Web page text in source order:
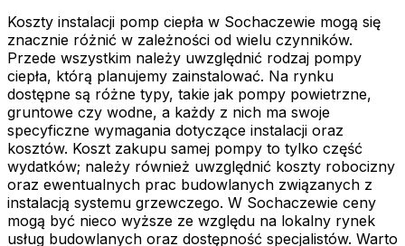
Koszty instalacji pomp ciepła w Sochaczewie mogą się
znacznie różnić w zależności od wielu czynników.
Przede wszystkim należy uwzględnić rodzaj pompy
ciepła, którą planujemy zainstalować. Na rynku
dostępne są różne typy, takie jak pompy powietrzne,
gruntowe czy wodne, a każdy z nich ma swoje
specyficzne wymagania dotyczące instalacji oraz
kosztów. Koszt zakupu samej pompy to tylko część
wydatków; należy również uwzględnić koszty robocizny
oraz ewentualnych prac budowlanych związanych z
instalacją systemu grzewczego. W Sochaczewie ceny
mogą być nieco wyższe ze względu na lokalny rynek
usług budowlanych oraz dostępność specjalistów. Warto